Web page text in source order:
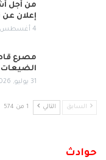
من أجل
إعلان
4 أغسطس, 2026
مصرع
الضيعات
31 يوليو, 2026
السابق التالي 1 من 574
حوادث